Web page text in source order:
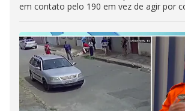
em contato pelo 190 em vez de agir por